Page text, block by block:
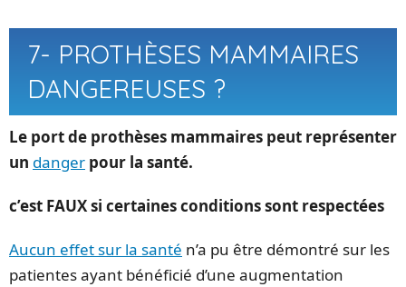
7- PROTHÈSES MAMMAIRES
DANGEREUSES ?
Le port de prothèses mammaires peut représenter
un danger pour la santé.
c’est FAUX si certaines conditions sont respectées
Aucun effet sur la santé n’a pu être démontré sur les
patientes ayant bénéficié d’une augmentation